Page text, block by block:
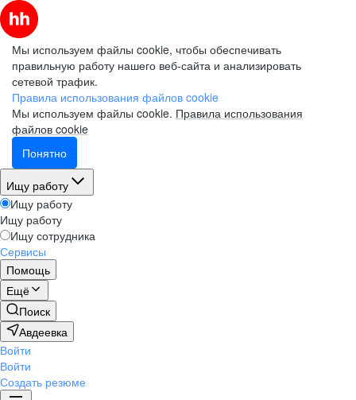
Мы используем файлы cookie, чтобы обеспечивать
правильную работу нашего веб-сайта и анализировать
сетевой трафик.
Правила использования файлов cookie
Мы используем файлы cookie. Правила использования
файлов cookie
Понятно
Ищу работу
Ищу работу
Ищу работу
Ищу сотрудника
Сервисы
Помощь
Ещё
Поиск
Авдеевка
Войти
Войти
Создать резюме